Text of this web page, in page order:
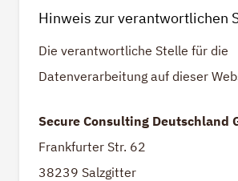
Hinweis zur verantwortlichen
Die verantwortliche Stelle für die
Datenverarbeitung auf dieser
Secure Consulting Deutschland
Frankfurter Str. 62
38239 Salzgitter